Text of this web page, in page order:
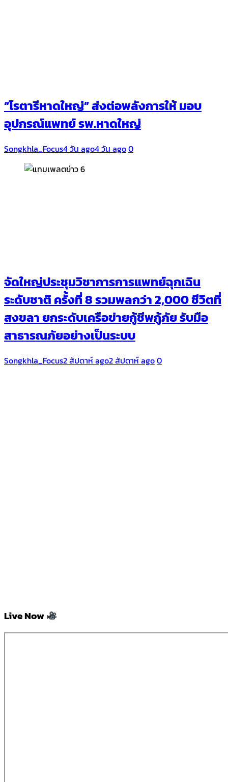
“โรตารีหาดใหญ่” ส่งต่อพลังการให้ มอบ
อุปกรณ์แพทย์ รพ.หาดใหญ่
Songkhla_Focus4 วัน ago4 วัน ago0
จัดใหญ่ประชุมวิชาการการแพทย์ฉุกเฉิน
ระดับชาติ ครั้งที่ 8 รวมพลกว่า 2,000 ชีวิตที่
สงขลา ยกระดับเครือข่ายกู้ชีพกู้ภัย รับมือ
สาธารณภัยอย่างเป็นระบบ
Songkhla_Focus2 สัปดาห์ ago2 สัปดาห์ ago0
Live Now